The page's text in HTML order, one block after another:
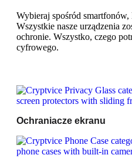
Wybieraj spośród
Wszystkie nasze urządzenia
ochronie. Wszystko, czego
cyfrowego.
Ochraniacze ekranu